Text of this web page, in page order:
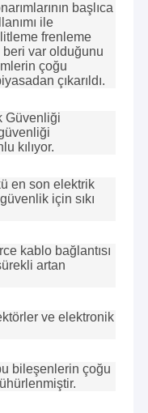
başlıca
ile
frenleme
var olduğunu
çoğu
çıkarıldı.
Güvenliği
kılıyor.
en son elektrik
için sıkı
kablo bağlantısı
artan
ve elektronik
bileşenlerin çoğu